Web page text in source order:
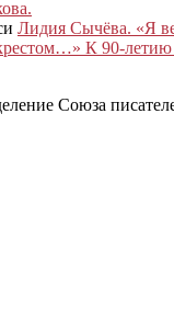
Лидия Сычёва. «Я
К 90-летию
Союза